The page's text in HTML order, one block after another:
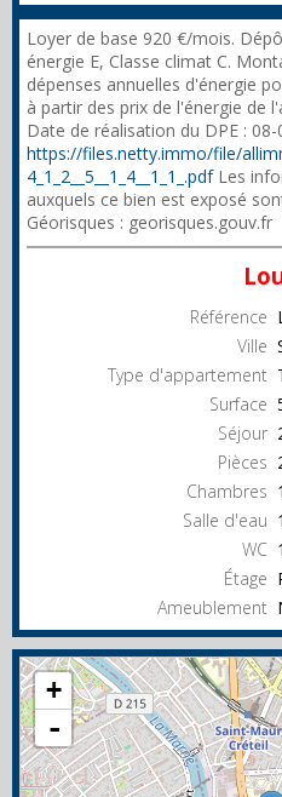
Loyer de base 920 €/mois.
énergie E, Classe climat C.
dépenses annuelles d'énergie
à partir des prix de l'énergie de
Date de réalisation du DPE :
https://files.netty.immo/file/
4_1_2__5__1_4__1_1_.pdfLes
auxquels ce bien est exposé
Géorisques : georisques.gouv.fr
Référence
Ville
Type d'appartement
Surface
Séjour
Pièces
Chambres 1
Salle d'eau 1
WC 1
Étage
Ameublement
+
-